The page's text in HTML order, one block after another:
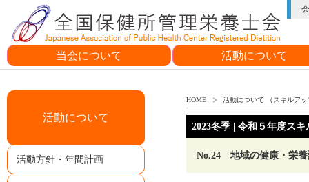
当会について 活動について
HOME 活動について （スキルア
2023冬季 | 令和５年度ス
No.24 地域の健康・栄養
活動について
活動方針・年間計画